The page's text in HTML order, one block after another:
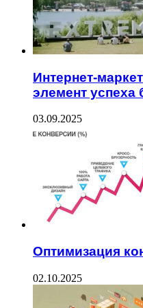
Интернет-
элемент успеха
03.09.2025
Оптимизация
02.10.2025